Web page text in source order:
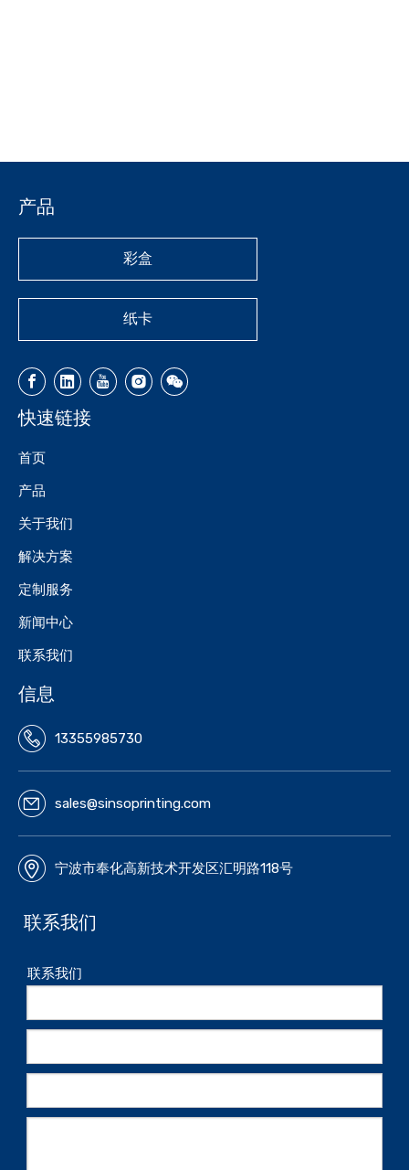
产品分类
产品
彩盒
纸卡
快速链接
首页
产品
关于我们
解决方案
定制服务
新闻中心
联系我们
信息
13355985730
sales@sinsoprinting.com
宁波市奉化高新技术开发区汇明路118号
联系我们
联系我们